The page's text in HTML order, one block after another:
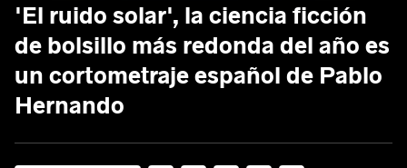
'El ruido solar', la ciencia ficción
de bolsillo más redonda del año es
un cortometraje español de Pablo
Hernando